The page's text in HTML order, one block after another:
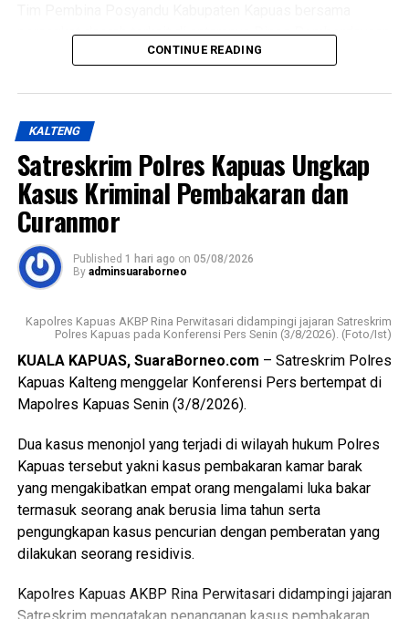
perangkat daerah terkait di antaranya Dinas Pemberdayaan
Masyarakat dan Desa (DPMD) Dinas Kesehatan Dinas
Pengendalian Penduduk dan Keluarga Berencana
(P3APPKB) Dinas Sosial Pemerintah Kecamatan Kapuas
Timur Pemdes serta kader Posyandu.
Menurutnya kunjungan kasih ini merupakan bentuk
perhatian pemerintah daerah kepada masyarakat yang
tergolong rentan sekaligus memperkuat pelaksanaan
transformasi Posyandu yang kini tidak hanya berfokus
pada pelayanan kesehatan ibu dan anak, tetapi juga
mencakup enam bidang Standar Pelayanan Minimal.
Ia mengatakan keberhasilan implementasi Posyandu 6
Bidang SPM memerlukan kolaborasi seluruh pihak mulai
dari pemerintah daerah pemerintah kecamatan pemerintah
desa tenaga kesehatan kader Posyandu hingga
“Oleh karena itu sinergi lintas sektor menjadi kunci agar
berbagai persoalan kesehatan dan sosial dapat dideteksi
sejak dini serta ditangani secara cepat dan tepat, ” katanya.
Lebih lanjut ia mengatakan melalui kegiatan tersebut Tim
Pembina Posyandu Kabupaten Kapuas juga memperkuat
koordinasi.
CONTINUE READING
KALTENG
Satreskrim Polres Kapuas Ungkap
Kasus Kriminal Pembakaran dan
Curanmor
Published 1 hari ago on 05/08/2026
By adminsuaraborneo
Kapolres Kapuas AKBP Rina Perwitasari didampingi jajaran Satreskrim
Polres Kapuas pada Konferensi Pers Senin (3/8/2026). (Foto/Ist)
KUALA KAPUAS, SuaraBorneo.com – Satreskrim Polres
Kapuas Kalteng menggelar Konferensi Pers bertempat di
Mapolres Kapuas Senin (3/8/2026).
Dua kasus menonjol yang terjadi di wilayah hukum Polres
Kapuas tersebut yakni kasus pembakaran kamar barak
yang mengakibatkan empat orang mengalami luka bakar
termasuk seorang anak berusia lima tahun serta
pengungkapan kasus pencurian dengan pemberatan yang
dilakukan seorang residivis.
Kapolres Kapuas AKBP Rina Perwitasari didampingi jajaran